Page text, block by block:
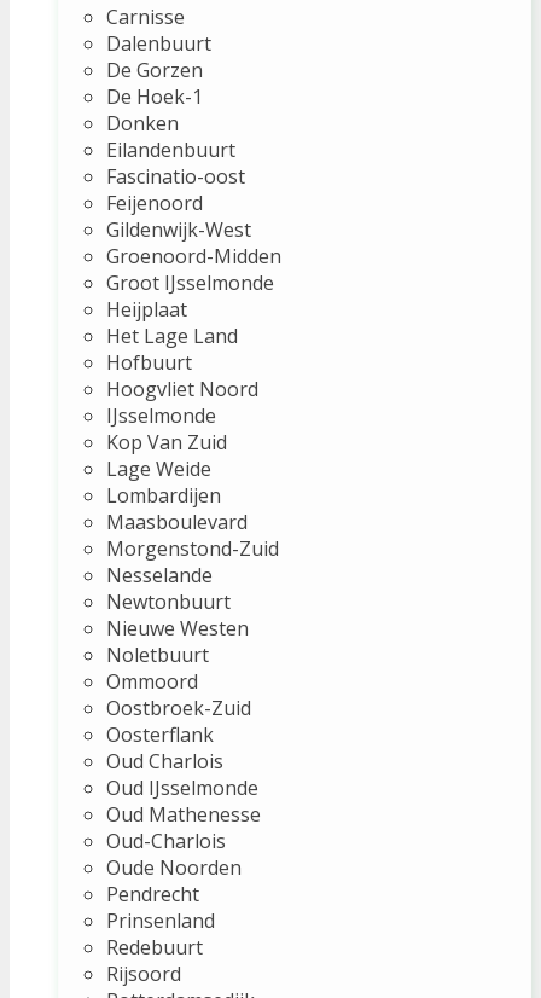
Carnisse
Dalenbuurt
De Gorzen
De Hoek-1
Donken
Eilandenbuurt
Fascinatio-oost
Feijenoord
Gildenwijk-West
Groenoord-Midden
Groot IJsselmonde
Heijplaat
Het Lage Land
Hofbuurt
Hoogvliet Noord
IJsselmonde
Kop Van Zuid
Lage Weide
Lombardijen
Maasboulevard
Morgenstond-Zuid
Nesselande
Newtonbuurt
Nieuwe Westen
Noletbuurt
Ommoord
Oostbroek-Zuid
Oosterflank
Oud Charlois
Oud IJsselmonde
Oud Mathenesse
Oud-Charlois
Oude Noorden
Pendrecht
Prinsenland
Redebuurt
Rijsoord